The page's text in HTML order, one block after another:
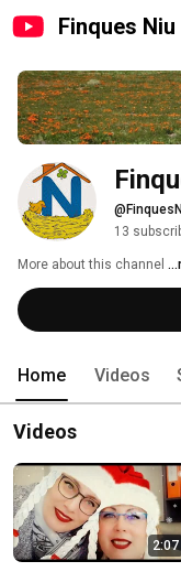
Finques
13
More about this channel
Home Videos
Videos
2:07